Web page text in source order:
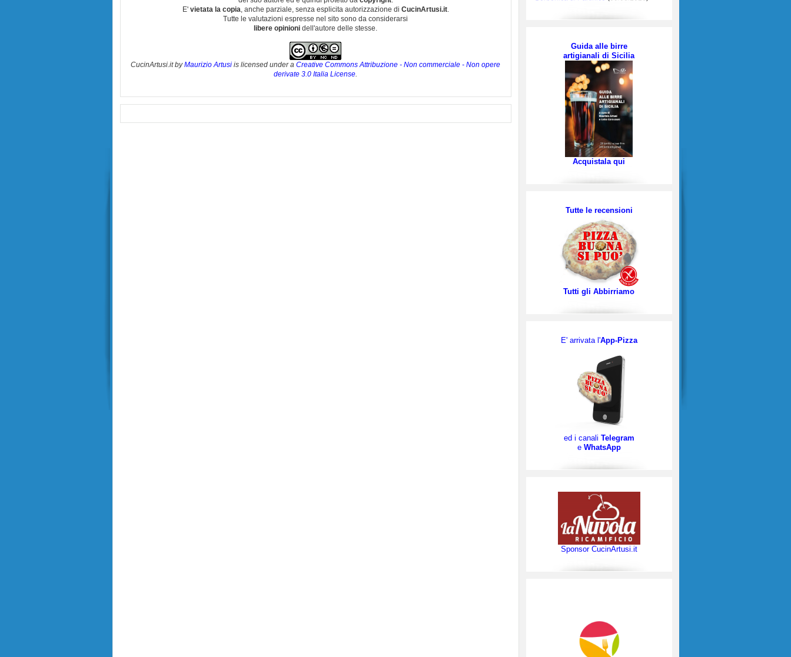
E' vietata la copia, anche parziale, senza esplicita autorizzazione di CucinArtusi.it.
Tutte le valutazioni espresse nel sito sono da considerarsi
libere opinioni dell'autore delle stesse.
CucinArtusi.itbyMaurizio Artusi is licensed under a Creative Commons Attribuzione - Non commerciale - Non opere
derivate 3.0 Italia License.
Guida alle birre
artigianali di Sicilia
Acquistala qui
Tutte le recensioni
Tutti gli Abbirriamo
E' arrivata l'App-Pizza
ed i canali Telegram
e WhatsApp
Sponsor CucinArtusi.it